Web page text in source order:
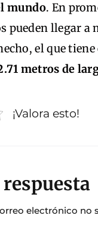
mundo. En
pueden llegar a
el que
metros de
¡Valora esto!
electrónico no